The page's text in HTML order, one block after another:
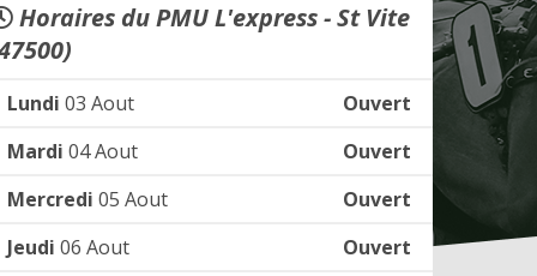
Horaires du PMU L'express - St Vite
Lundi 03 Aout
Ouvert
Mardi 04 Aout
Ouvert
Mercredi 05 Aout
Ouvert
Jeudi 06 Aout Ouvert